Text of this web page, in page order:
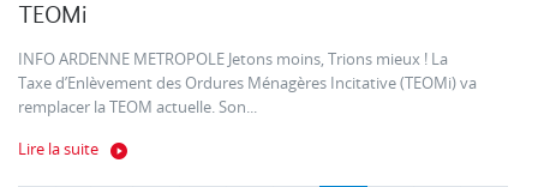
TEOMi
INFO ARDENNE METROPOLE Jetons moins, Trions mieux ! La
Taxe d’Enlèvement des Ordures Ménagères Incitative (TEOMi) va
remplacer la TEOM actuelle. Son...
Lire la suite